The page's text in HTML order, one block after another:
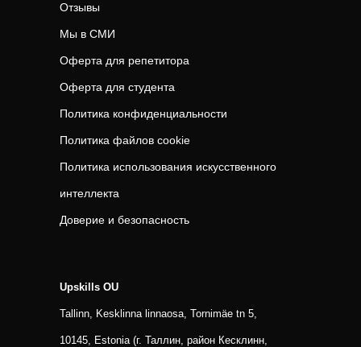
Отзывы
Мы в СМИ
Оферта для репетитора
Оферта для студента
Политика конфиденциальности
Политика файлов cookie
Политика использования искусственного
интеллекта
Доверие и безопасность
Upskills OU
Tallinn, Kesklinna linnaosa, Tornimäe tn 5,
10145, Estonia (г. Таллин, район Кесклинн,